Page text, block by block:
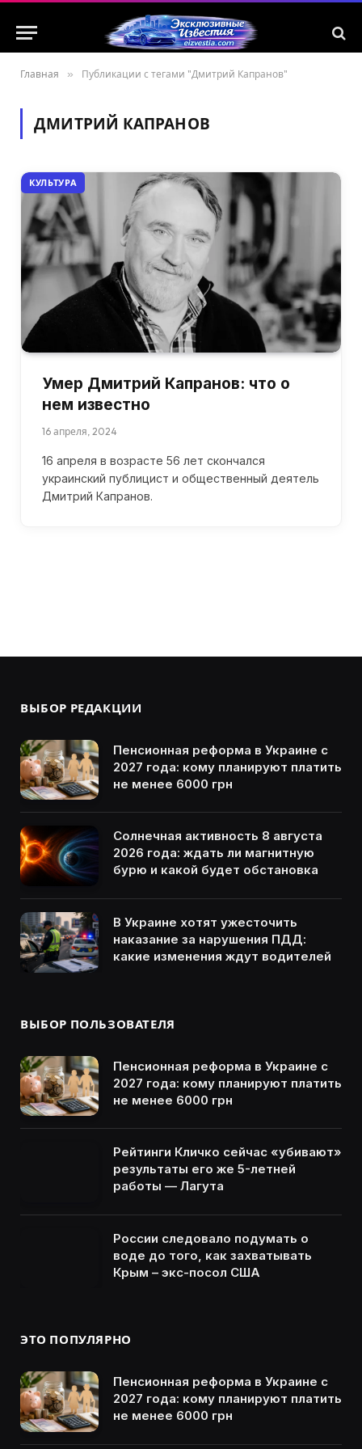
Главная » Публикации с тегами "Дмитрий Капранов"
ДМИТРИЙ КАПРАНОВ
КУЛЬТУРА
Умер Дмитрий Капранов: что о
нем известно
16 апреля, 2024
16 апреля в возрасте 56 лет скончался
украинский публицист и общественный деятель
Дмитрий Капранов.
ВЫБОР РЕДАКЦИИ
Пенсионная реформа в Украине с
2027 года: кому планируют платить
не менее 6000 грн
Солнечная активность 8 августа
2026 года: ждать ли магнитную
бурю и какой будет обстановка
В Украине хотят ужесточить
наказание за нарушения ПДД:
какие изменения ждут водителей
ВЫБОР ПОЛЬЗОВАТЕЛЯ
Пенсионная реформа в Украине с
2027 года: кому планируют платить
не менее 6000 грн
Рейтинги Кличко сейчас «убивают»
результаты его же 5-летней
работы — Лагута
России следовало подумать о
воде до того, как захватывать
Крым – экс-посол США
ЭТО ПОПУЛЯРНО
Пенсионная реформа в Украине с
2027 года: кому планируют платить
не менее 6000 грн